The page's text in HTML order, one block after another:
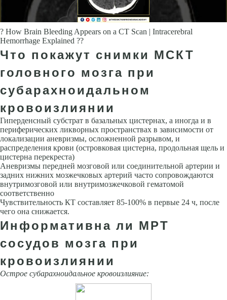
? How Brain Bleeding Appears on a CT Scan | Intracerebral
Hemorrhage Explained ??
Что покажут снимки МСКТ
головного мозга при
субарахноидальном
кровоизлиянии
Гиперденсный субстрат в базальных цистернах, а иногда и в
перифериче­ских ликворных пространствах в зависимости от
локализации аневризмы, осложненной разрывом, и
распределения крови (островковая цистерна, продольная щель и
цистерна перекреста)
Аневризмы передней мозговой или соединительной артерии и
задних нижних мозжечковых артерий ча­сто сопровождаются
внутримозговой или внутримозжечковой гематомой
соответственно
Чувствительность КТ составляет 85-100% в первые 24 ч, после
чего она снижается.
Информативна ли МРТ
сосудов мозга при
кровоизлиянии
Острое субарахноидальное кровоизлияние: